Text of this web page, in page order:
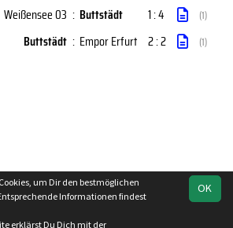
Weißensee 03 : Buttstädt 1 : 4 (1)
Buttstädt : Empor Erfurt 2 : 2 (1)
soccero.de OK
um Dir den bestmöglichen
Informationen findest
erklärst Du Dich mit der